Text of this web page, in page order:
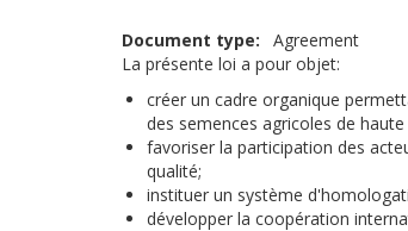
Document type
Agreement
La présente loi a pour objet:
créer un cadre organique
des semences agricoles de
favoriser la participation des
qualité;
instituer un système
développer la coopération